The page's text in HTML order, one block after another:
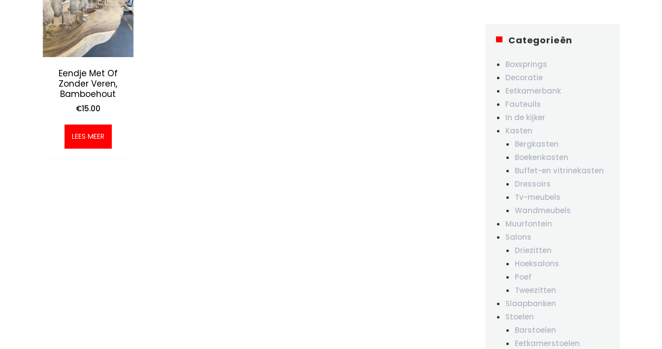
Eendje Met Of
Zonder Veren,
Bamboehout
€15.00
LEES MEER
Categorieën
Boxsprings
Decoratie
Eetkamerbank
Fauteuils
In de kijker
Kasten
Bergkasten
Boekenkasten
Buffet-en vitrinekasten
Dressoirs
Tv-meubels
Wandmeubels
Muurfontein
Salons
Driezitten
Hoeksalons
Poef
Tweezitten
Slaapbanken
Stoelen
Barstoelen
Eetkamerstoelen